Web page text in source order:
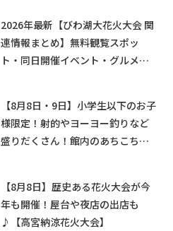
2026年最新【びわ湖大花火大会 関
連情報まとめ】無料観覧スポッ
ト・同日開催イベント・グルメマ
【8月8日・9日】小学生以下のお子
様限定！射的やヨーヨー釣りなど
盛りだくさん！館内のあちこちに
【8月8日】歴史ある花火大会が今
年も開催！屋台や夜店の出店も
♪【高宮納涼花火大会】